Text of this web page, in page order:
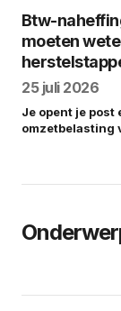
Btw-
moeten
25 juli 2026
Je opent je
omzetbelasting